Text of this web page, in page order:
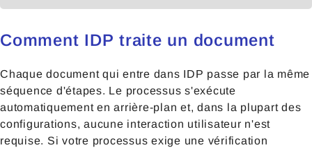
Comment IDP traite un document
Chaque document qui entre dans IDP passe par la même
séquence d'étapes. Le processus s'exécute
automatiquement en arrière-plan et, dans la plupart des
configurations, aucune interaction utilisateur n'est
requise. Si votre processus exige une vérification